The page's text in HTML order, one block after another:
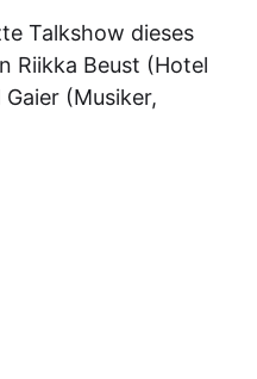
Talkshow dieses
Riikka Beust (Hotel
Gaier (Musiker,